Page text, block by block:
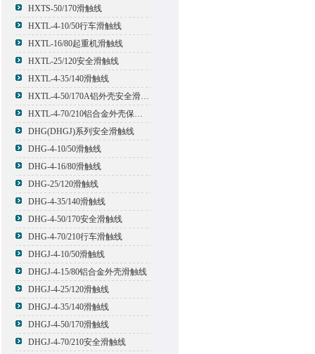
HXTS-50/170滑触线
HXTL-4-10/50行车滑触线
HXTL-16/80起重机滑触线
HXTL-25/120安全滑触线
HXTL-4-35/140滑触线
HXTL-4-50/170A铝外壳安全滑触线
HXTL-4-70/210铝合金外壳保护多极管式滑触线
DHG(DHGJ)系列安全滑触线
DHG-4-10/50滑触线
DHG-4-16/80滑触线
DHG-25/120滑触线
DHG-4-35/140滑触线
DHG-4-50/170安全滑触线
DHG-4-70/210行车滑触线
DHGJ-4-10/50滑触线
DHGJ-4-15/80铝合金外壳滑触线
DHGJ-4-25/120滑触线
DHGJ-4-35/140滑触线
DHGJ-4-50/170滑触线
DHGJ-4-70/210安全滑触线